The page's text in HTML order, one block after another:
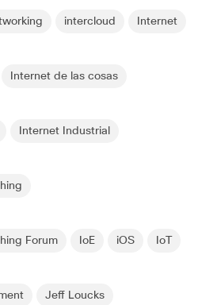
intercloud Internet
Internet de las cosas
Internet Industrial
Forum IoE iOS IoT
Jeff Loucks